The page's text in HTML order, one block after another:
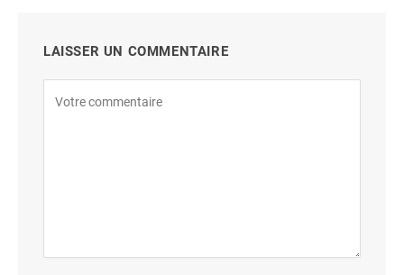
LAISSER UN COMMENTAIRE